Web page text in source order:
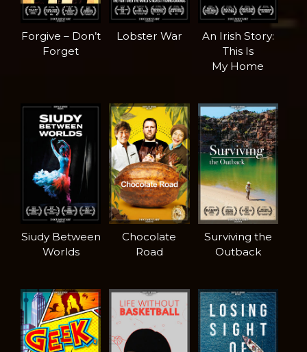
Forgive – Don’t
Forget
Lobster War
An Irish Story:
This Is
My Home
Siudy Between
Worlds
Chocolate
Road
Surviving the
Outback